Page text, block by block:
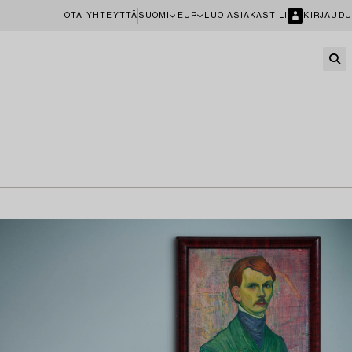
OTA YHTEYTTÄ SUOMI EUR LUO ASIAKASTILI KIRJAUDU